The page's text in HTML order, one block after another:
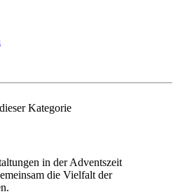
Kategorie
in der Adventszeit
die Vielfalt der